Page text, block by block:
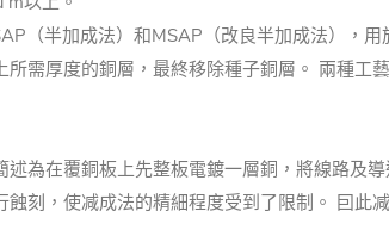
（半加成法）和MSAP（改良半加成法），
需厚度的銅層，最終移除種子銅層。 兩種
述為在覆銅板上先整板電鍍一層銅，將線路及
刻，使减成法的精細程度受到了限制。 囙